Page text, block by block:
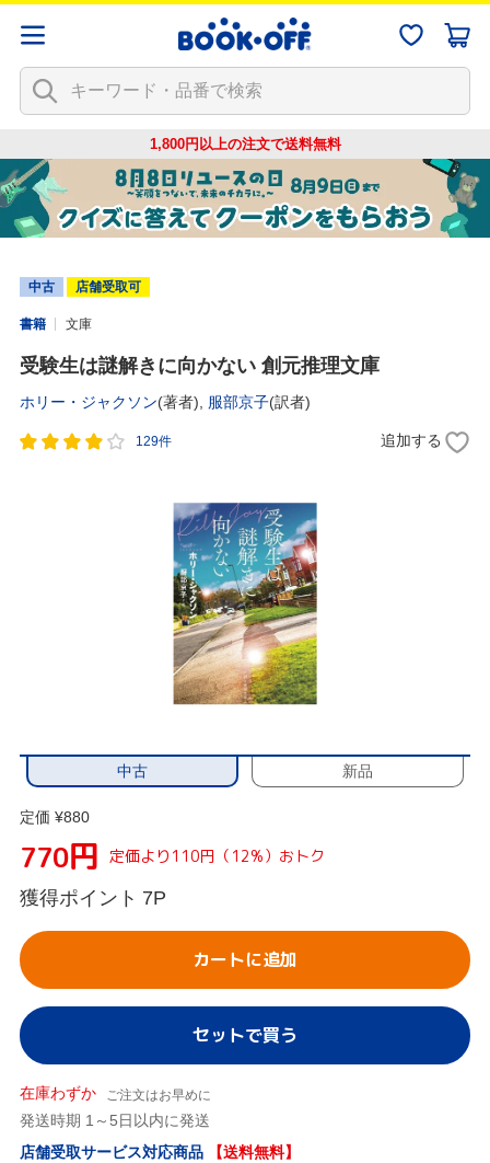
1,800円以上の注文で送料無料
中古 店舗受取可
書籍 文庫
受験生は謎解きに向かない 創元推理文庫
ホリー・ジャクソン(著者), 服部京子(訳者)
129件 追加する
中古 新品
定価 ¥880
770円 定価より110円（12%）おトク
獲得ポイント 7P
カートに追加
セットで買う
在庫わずか ご注文はお早めに
発送時期 1～5日以内に発送
店舗受取サービス対応商品
【送料無料】